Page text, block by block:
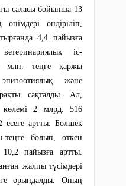
саласы бойынша 13
өндіріліп,
4,4 пайызға
іс-
млн. теңге қаржы
және
сақталды. Ал,
көлемі 2 млрд. 516
есеге артты. Бөлшек
болып, өткен
10,2 пайызға артты.
жалпы түсімдері
орындалды. Оның